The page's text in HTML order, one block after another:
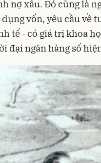
nợ xấu. Đó cũng là
dụng vốn, yêu cầu về
tế - có giá trị khoa
đại ngân hàng số